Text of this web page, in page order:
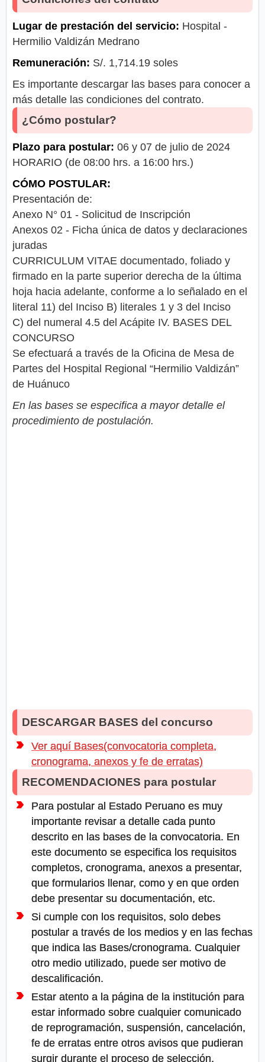
Lugar de prestación del servicio: Hospital -
Hermilio Valdizán Medrano
Remuneración: S/. 1,714.19 soles
Es importante descargar las bases para conocer a
más detalle las condiciones del contrato.
¿Cómo postular?
Plazo para postular: 06 y 07 de julio de 2024
HORARIO (de 08:00 hrs. a 16:00 hrs.)
CÓMO POSTULAR:
Presentación de:
Anexo N° 01 - Solicitud de Inscripción
Anexos 02 - Ficha única de datos y declaraciones
juradas
CURRICULUM VITAE documentado, foliado y
firmado en la parte superior derecha de la última
hoja hacia adelante, conforme a lo señalado en el
literal 11) del Inciso B) literales 1 y 3 del Inciso
C) del numeral 4.5 del Acápite IV. BASES DEL
CONCURSO
Se efectuará a través de la Oficina de Mesa de
Partes del Hospital Regional “Hermilio Valdizán”
de Huánuco
En las bases se especifica a mayor detalle el
procedimiento de postulación.
DESCARGAR BASES del concurso
Ver aquí Bases(convocatoria completa,
cronograma, anexos y fe de erratas)
RECOMENDACIONES para postular
Para postular al Estado Peruano es muy
importante revisar a detalle cada punto
descrito en las bases de la convocatoria. En
este documento se especifica los requisitos
completos, cronograma, anexos a presentar,
que formularios llenar, como y en que orden
debe presentar su documentación, etc.
Si cumple con los requisitos, solo debes
postular a través de los medios y en las fechas
que indica las Bases/cronograma. Cualquier
otro medio utilizado, puede ser motivo de
descalificación.
Estar atento a la página de la institución para
estar informado sobre cualquier comunicado
de reprogramación, suspensión, cancelación,
fe de erratas entre otros avisos que pudieran
surgir durante el proceso de selección.